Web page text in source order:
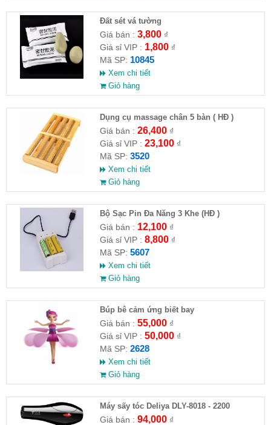
Đất sét vá tường
Giá bán : 3,800₫
Giá sỉ VIP : 1,800₫
Mã SP: 10845
Xem chi tiết
Giỏ hàng
Dụng cụ massage chân 5 bàn ( HĐ )
Giá bán : 26,400₫
Giá sỉ VIP : 23,100₫
Mã SP: 3520
Xem chi tiết
Giỏ hàng
Bộ Sạc Pin Đa Năng 3 Khe (HĐ )
Giá bán : 12,100₫
Giá sỉ VIP : 8,800₫
Mã SP: 5607
Xem chi tiết
Giỏ hàng
​Búp bê cảm ứng biết bay
Giá bán : 55,000₫
Giá sỉ VIP : 50,000₫
Mã SP: 2628
Xem chi tiết
Giỏ hàng
Máy sấy tóc Deliya DLY-8018 - 2200
Giá bán : 94,000₫